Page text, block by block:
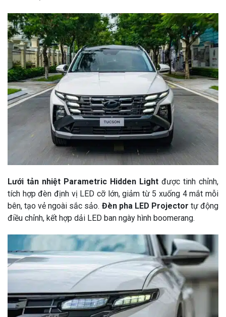
Lưới tản nhiệt Parametric Hidden Light được tinh chỉnh,
tích hợp đèn định vị LED cỡ lớn, giảm từ 5 xuống 4 mắt mỗi
bên, tạo vẻ ngoài sắc sảo. Đèn pha LED Projector tự động
điều chỉnh, kết hợp dải LED ban ngày hình boomerang.